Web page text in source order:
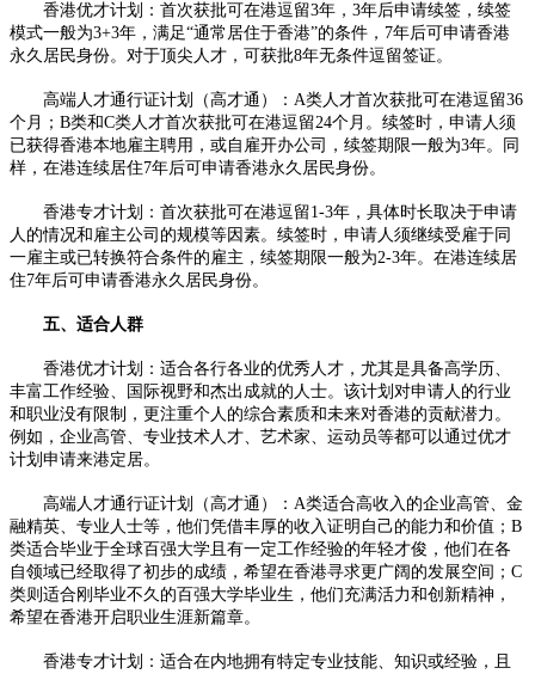
香港优才计划：首次获批可在港逗留3年，3年后申请续签，续签
模式一般为3+3年，满足“通常居住于香港”的条件，7年后可申请香港
永久居民身份。对于顶尖人才，可获批8年无条件逗留签证。​
高端人才通行证计划（高才通）：A类人才首次获批可在港逗留36
个月；B类和C类人才首次获批可在港逗留24个月。续签时，申请人须
已获得香港本地雇主聘用，或自雇开办公司，续签期限一般为3年。同
样，在港连续居住7年后可申请香港永久居民身份。​
香港专才计划：首次获批可在港逗留1-3年，具体时长取决于申请
人的情况和雇主公司的规模等因素。续签时，申请人须继续受雇于同
一雇主或已转换符合条件的雇主，续签期限一般为2-3年。在港连续居
住7年后可申请香港永久居民身份。​
五、适合人群
香港优才计划：适合各行各业的优秀人才，尤其是具备高学历、
丰富工作经验、国际视野和杰出成就的人士。该计划对申请人的行业
和职业没有限制，更注重个人的综合素质和未来对香港的贡献潜力。
例如，企业高管、专业技术人才、艺术家、运动员等都可以通过优才
计划申请来港定居。​
高端人才通行证计划（高才通）：A类适合高收入的企业高管、金
融精英、专业人士等，他们凭借丰厚的收入证明自己的能力和价值；B
类适合毕业于全球百强大学且有一定工作经验的年轻才俊，他们在各
自领域已经取得了初步的成绩，希望在香港寻求更广阔的发展空间；C
类则适合刚毕业不久的百强大学毕业生，他们充满活力和创新精神，
希望在香港开启职业生涯新篇章。​
香港专才计划：适合在内地拥有特定专业技能、知识或经验，且